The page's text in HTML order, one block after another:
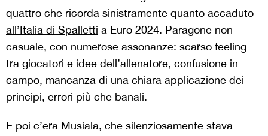
quattro che ricorda sinistramente quanto accaduto
all’Italia di Spalletti a Euro 2024. Paragone non
casuale, con numerose assonanze: scarso feeling
tra giocatori e idee dell’allenatore, confusione in
campo, mancanza di una chiara applicazione dei
principi, errori più che banali.
E poi c’era Musiala, che silenziosamente stava